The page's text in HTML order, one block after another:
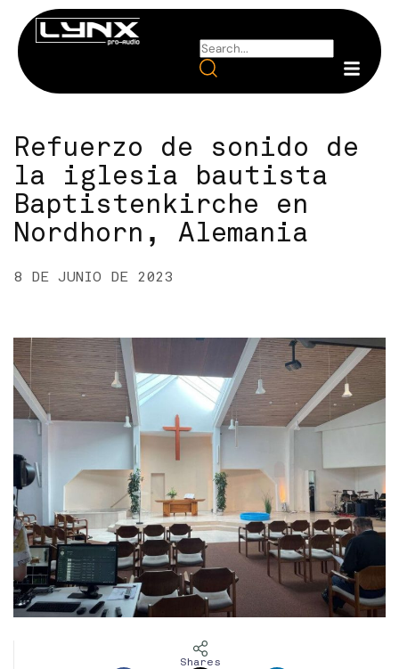
Refuerzo de sonido de
la iglesia bautista
Baptistenkirche en
Nordhorn, Alemania
8 DE JUNIO DE 2023
Shares